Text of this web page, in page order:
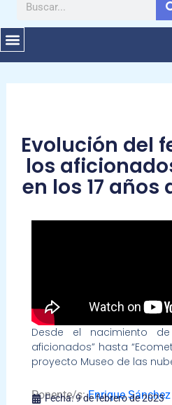
Evolución del
los
en los 17 años
Desde el nacimiento
aficionados” hasta
proyecto Museo de las
Ponente/s:Enrique Sánchez
Fecha:9 de febrero de 2023